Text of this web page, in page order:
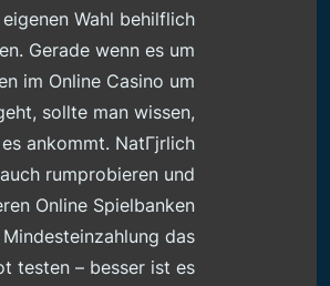
Wahl behilflich
Gerade wenn es um
im Online Casino um
sollte man wissen,
ankommt. NatГјrlich
rumprobieren und
Online Spielbanken
das
testen – besser ist es